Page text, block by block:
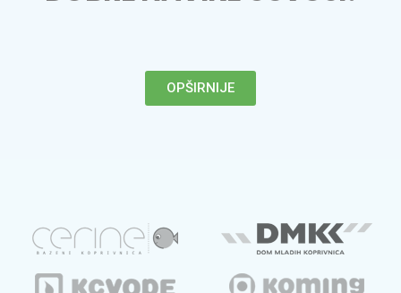
OPŠIRNIJE